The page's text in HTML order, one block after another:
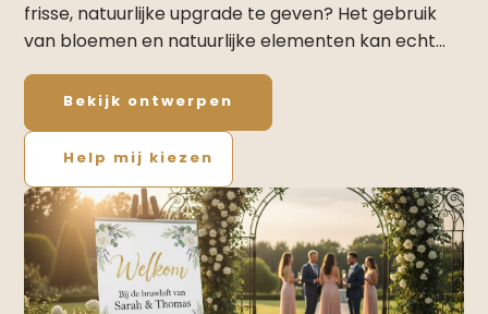
frisse, natuurlijke upgrade te geven? Het gebruik
van bloemen en natuurlijke elementen kan echt…
Bekijk ontwerpen
Help mij kiezen